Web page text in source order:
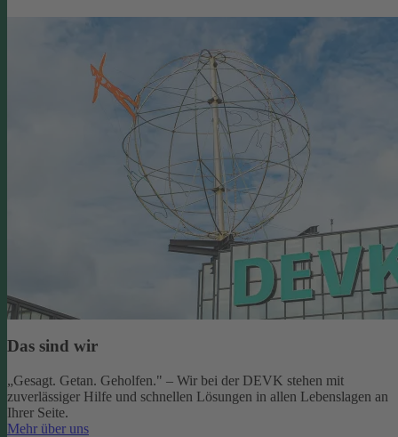
Das sind wir
„Gesagt. Getan. Geholfen." – Wir bei der DEVK stehen mit
zuverlässiger Hilfe und schnellen Lösungen in allen Lebenslagen an
Ihrer Seite.
Mehr über uns